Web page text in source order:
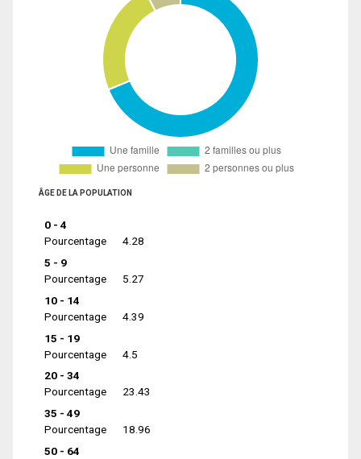
ÂGE DE LA POPULATION
0 - 4
Pourcentage
4.28
5 - 9
Pourcentage
5.27
10 - 14
Pourcentage
4.39
15 - 19
Pourcentage
4.5
20 - 34
Pourcentage
23.43
35 - 49
Pourcentage
18.96
50 - 64